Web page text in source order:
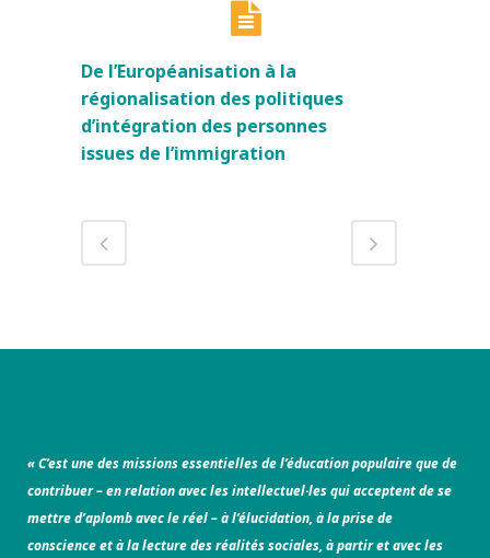
De l’Européanisation à la
régionalisation des politiques
d’intégration des personnes
issues de l’immigration
« C’est une des missions essentielles de l’éducation populaire que de
contribuer – en relation avec les intellectuel·les qui acceptent de se
mettre d’aplomb avec le réel – à l’élucidation, à la prise de
conscience et à la lecture des réalités sociales, à partir et avec les